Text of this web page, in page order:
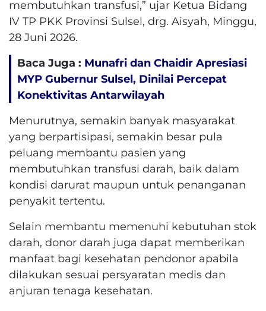
membutuhkan transfusi,” ujar Ketua Bidang
IV TP PKK Provinsi Sulsel, drg. Aisyah, Minggu,
28 Juni 2026.
Baca Juga : Munafri dan Chaidir Apresiasi
MYP Gubernur Sulsel, Dinilai Percepat
Konektivitas Antarwilayah
Menurutnya, semakin banyak masyarakat
yang berpartisipasi, semakin besar pula
peluang membantu pasien yang
membutuhkan transfusi darah, baik dalam
kondisi darurat maupun untuk penanganan
penyakit tertentu.
Selain membantu memenuhi kebutuhan stok
darah, donor darah juga dapat memberikan
manfaat bagi kesehatan pendonor apabila
dilakukan sesuai persyaratan medis dan
anjuran tenaga kesehatan.